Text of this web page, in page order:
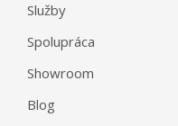
Služby
Spolupráca
Showroom
Blog